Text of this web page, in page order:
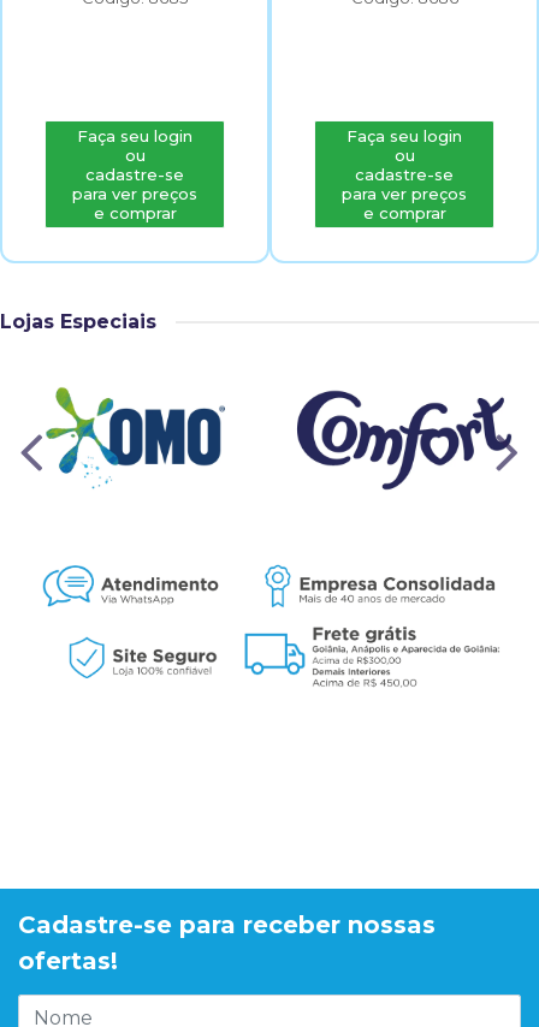
Faça seu login
ou
cadastre-se
para ver preços
e comprar
Faça seu login
ou
cadastre-se
para ver preços
e comprar
Lojas Especiais
Cadastre-se para receber nossas
ofertas!